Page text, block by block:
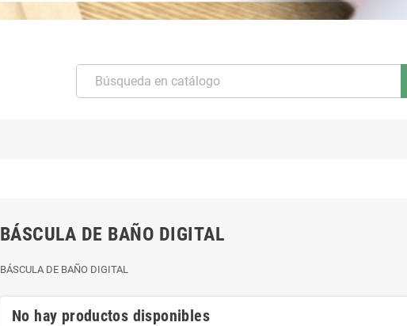
BÁSCULA DE BAÑO DIGITAL
BÁSCULA DE BAÑO DIGITAL
No hay productos disponibles